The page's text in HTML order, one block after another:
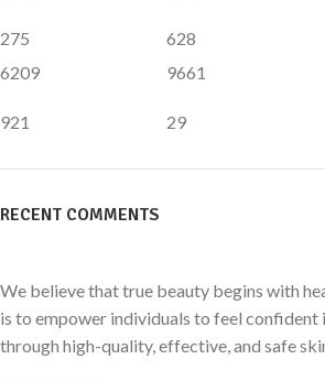
275 628
6209
921
9661
29
RECENT COMMENTS
We believe that true beauty begins with
is to empower individuals to feel confident
through high-quality, effective, and safe